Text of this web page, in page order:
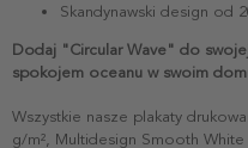
Skandynawski design od
Dodaj "Circular Wave" do
spokojem oceanu w swoim
Wszystkie nasze plakaty
g/m², Multidesign Smooth